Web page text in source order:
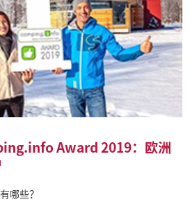
Award 2019：欧洲
哪些？